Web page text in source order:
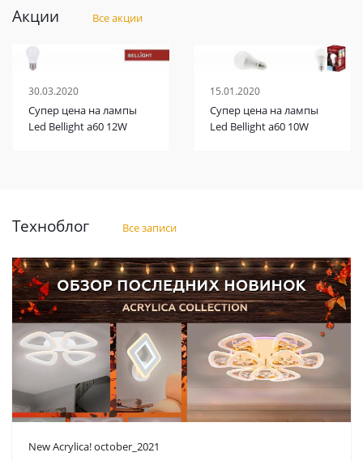
Акции Все акции
30.03.2020
Супер цена на лампы
Led Bellight a60 12W
15.01.2020
Супер цена на лампы
Led Bellight a60 10W
Техноблог Все записи
New Acrylica! october_2021